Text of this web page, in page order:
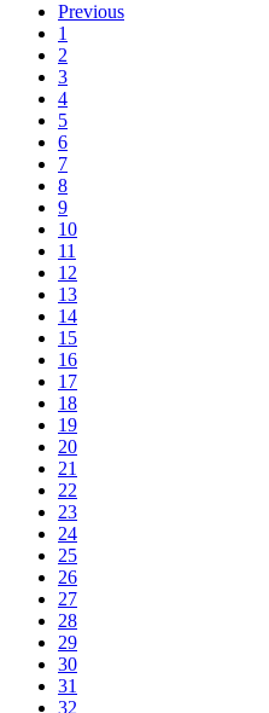
Previous
1
2
3
4
5
6
7
8
9
10
11
12
13
14
15
16
17
18
19
20
21
22
23
24
25
26
27
28
29
30
31
32